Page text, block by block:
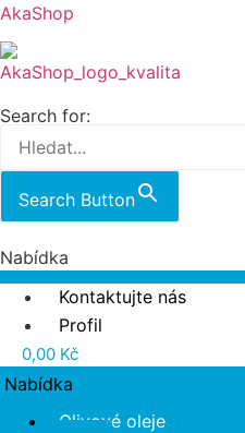
AkaShop
Search for:
Search Button
Nabídka
Kontaktujte nás
Profil
0,00 Kč
Nabídka
Olivové oleje